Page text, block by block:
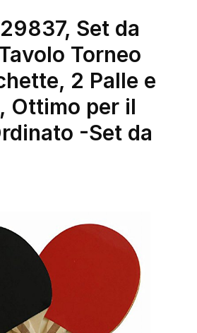
Set da
Torneo
2 Palle e
Ottimo per il
-Set da